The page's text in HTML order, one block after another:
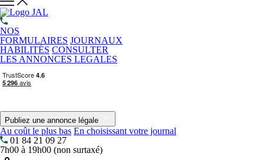
NOS
FORMULAIRES JOURNAUX
HABILITÉS CONSULTER
LES ANNONCES LEGALES
Publiez une annonce légale
Au coût le plus bas En choisissant votre journal
01 84 21 09 27
7h00 à 19h00 (non surtaxé)